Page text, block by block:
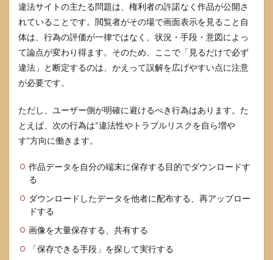
違法サイトの主たる問題は、権利者の許諾なく作品が公開さ
れていることです。閲覧者がその場で画面表示を見ること自
体は、行為の評価が一律ではなく、状況・手段・意図によっ
て論点が変わり得ます。そのため、ここで「見るだけで必ず
違法」と断定するのは、かえって誤解を広げやすい点に注意
が必要です。
ただし、ユーザー側が明確に避けるべき行為はあります。た
とえば、次の行為は“違法性やトラブルリスクを自ら増や
す”方向に働きます。
作品データを自分の端末に保存する目的でダウンロードす
る
ダウンロードしたデータを他者に配布する、再アップロー
ドする
画像を大量保存する、共有する
「保存できる手段」を探して実行する